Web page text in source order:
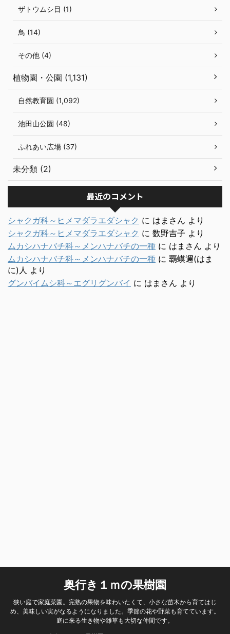
ザトウムシ目 (1)
鳥 (14)
その他 (4)
植物園・公園 (1,131)
自然教育園 (1,092)
池田山公園 (48)
ふれあい広場 (37)
未分類 (2)
最近のコメント
シャクガ科～ヒメマダラエダシャク に はまさん より
シャクガ科～ヒメマダラエダシャク に 数野吉子 より
ムカシハナバチ科～メンハナバチの一種 に はまさん より
ムカシハナバチ科～メンハナバチの一種 に 覇蟆邇(はま
に)人 より
グンバイムシ科～エグリグンバイ に はまさん より
奥行き１ｍの果樹園
狭い庭で家庭菜園。完熟の果物を味わいたくて、小さな苗木から育てはじ
め、美味しい実がなるようになりました。季節の花や野菜も育てています。
庭に来る生き物や雑草も大切な仲間です。